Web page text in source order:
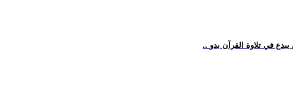
في تلاوة القرآن بدو